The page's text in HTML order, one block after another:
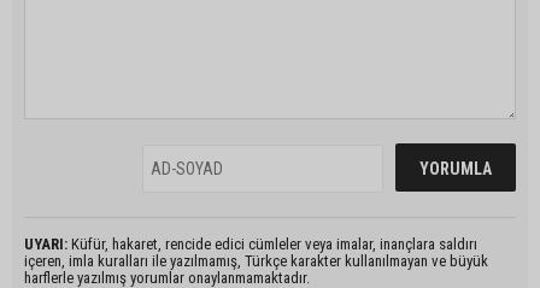
UYARI: Küfür, hakaret, rencide edici cümleler veya imalar, inançlara saldırı
içeren, imla kuralları ile yazılmamış, Türkçe karakter kullanılmayan ve büyük
harflerle yazılmış yorumlar onaylanmamaktadır.